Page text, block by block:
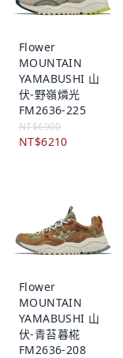
Flower
MOUNTAIN
YAMABUSHI 山
伏-野嶺燐光
FM2636-225
NT$6900
NT$6210
Flower
MOUNTAIN
YAMABUSHI 山
伏-青苔暮椛
FM2636-208